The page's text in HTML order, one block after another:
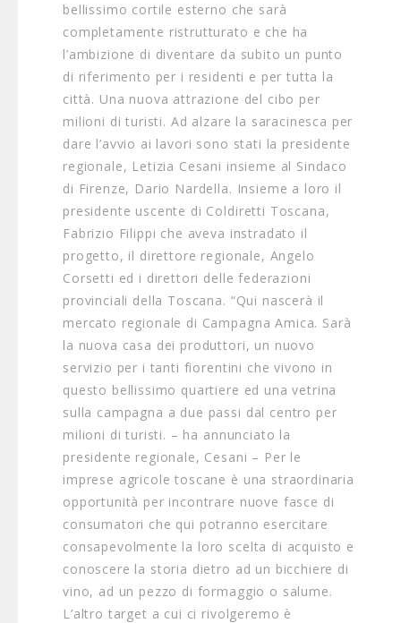
bellissimo cortile esterno che sarà
completamente ristrutturato e che ha
l’ambizione di diventare da subito un punto
di riferimento per i residenti e per tutta la
città. Una nuova attrazione del cibo per
milioni di turisti. Ad alzare la saracinesca per
dare l’avvio ai lavori sono stati la presidente
regionale, Letizia Cesani insieme al Sindaco
di Firenze, Dario Nardella. Insieme a loro il
presidente uscente di Coldiretti Toscana,
Fabrizio Filippi che aveva instradato il
progetto, il direttore regionale, Angelo
Corsetti ed i direttori delle federazioni
provinciali della Toscana. “Qui nascerà il
mercato regionale di Campagna Amica. Sarà
la nuova casa dei produttori, un nuovo
servizio per i tanti fiorentini che vivono in
questo bellissimo quartiere ed una vetrina
sulla campagna a due passi dal centro per
milioni di turisti. – ha annunciato la
presidente regionale, Cesani – Per le
imprese agricole toscane è una straordinaria
opportunità per incontrare nuove fasce di
consumatori che qui potranno esercitare
consapevolmente la loro scelta di acquisto e
conoscere la storia dietro ad un bicchiere di
vino, ad un pezzo di formaggio o salume.
L’altro target a cui ci rivolgeremo è